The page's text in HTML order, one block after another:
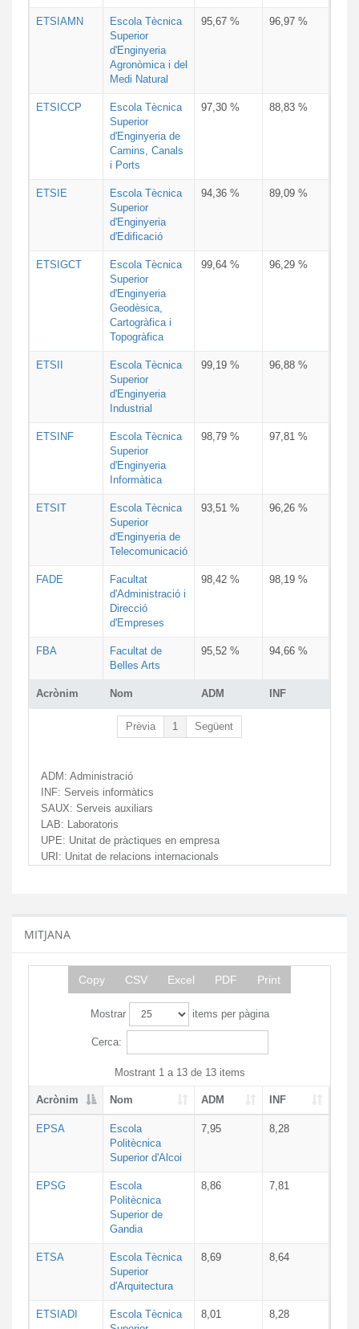
Acrònim Nom ADM INF
ETSIAMN
Escola Tècnica
Superior
d'Enginyeria
Agronòmica i del
Medi Natural
95,67 % 96,97 %
ETSICCP
Escola Tècnica
Superior
d'Enginyeria de
Camins, Canals
i Ports
97,30 % 88,83 %
ETSIE
Escola Tècnica
Superior
d'Enginyeria
d'Edificació
94,36 % 89,09 %
ETSIGCT
Escola Tècnica
Superior
d'Enginyeria
Geodèsica,
Cartogràfica i
Topogràfica
99,64 % 96,29 %
ETSII
Escola Tècnica
Superior
d'Enginyeria
Industrial
99,19 % 96,88 %
ETSINF
Escola Tècnica
Superior
d'Enginyeria
Informàtica
98,79 % 97,81 %
ETSIT
Escola Tècnica
Superior
d'Enginyeria de
Telecomunicació
93,51 % 96,26 %
FADE
Facultat
d'Administració i
Direcció
d'Empreses
98,42 % 98,19 %
FBA
Facultat de
Belles Arts
95,52 % 94,66 %
Prèvia 1 Següent
ADM: Administració
INF: Serveis informàtics
SAUX: Serveis auxiliars
LAB: Laboratoris
UPE: Unitat de pràctiques en empresa
URI: Unitat de relacions internacionals
MITJANA
Copy CSV Excel PDF Print
Mostrar items per pàgina
Cerca:
Mostrant 1 a 13 de 13 items
Acrònim Nom ADM INF
EPSA
Escola
Politècnica
Superior d'Alcoi
7,95 8,28
EPSG
Escola
Politècnica
Superior de
Gandia
8,86 7,81
ETSA
Escola Tècnica
Superior
d'Arquitectura
8,69 8,64
ETSIADI
Escola Tècnica
8,01 8,28